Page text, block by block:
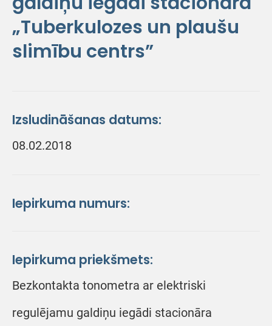
„Tuberkulozes un plaušu
slimību centrs”
Izsludināšanas datums:
08.02.2018
Iepirkuma numurs:
Iepirkuma priekšmets:
Bezkontakta tonometra ar elektriski
regulējamu galdiņu iegādi stacionāra